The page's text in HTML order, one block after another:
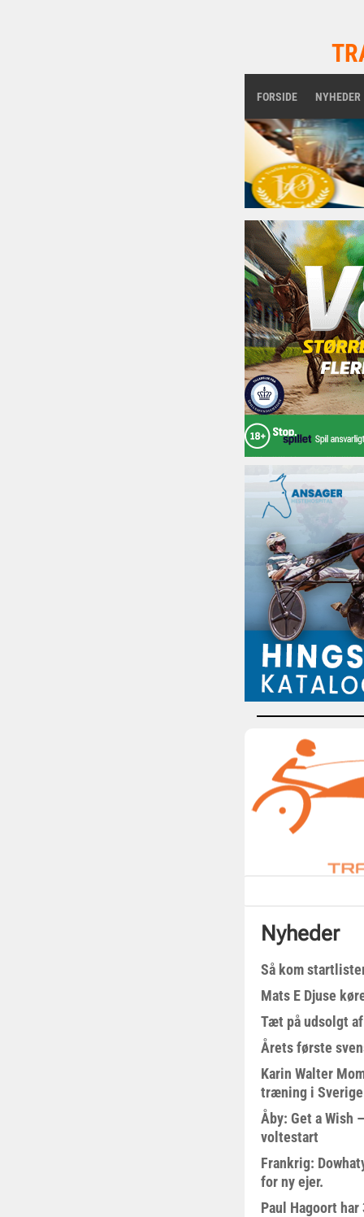
FORSIDE NYHEDER
Nyheder
Så kom
Mats E Djuse
Tæt på udsolgt
Årets første
Karin Walter
træning i Sverige
Åby: Get a Wish
voltestart
Frankrig:
for ny ejer.
Paul Hagoort